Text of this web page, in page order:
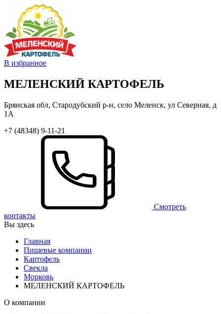
В избранное
МЕЛЕНСКИЙ КАРТОФЕЛЬ
Брянская обл, Стародубский р-н, село Меленск, ул Северная, д
1А
+7 (48348) 9-11-21
Смотреть
контакты
Вы здесь
Главная
Пищевые компании
Картофель
Свекла
Морковь
МЕЛЕНСКИЙ КАРТОФЕЛЬ
О компании